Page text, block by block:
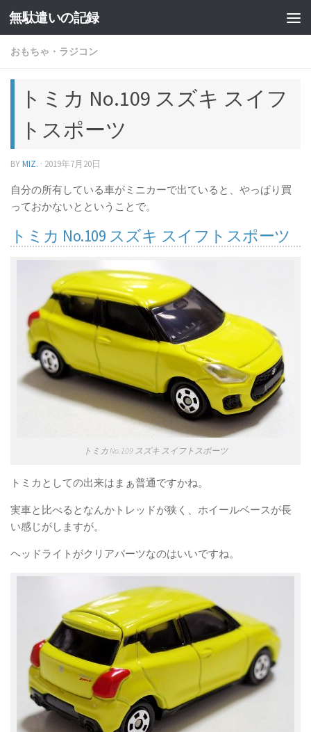
コンテンツへスキップ
無駄遣いの記録
おもちゃ・ラジコン
トミカ No.109 スズキ スイフ
トスポーツ
BYMIZ. · 2019年7月20日
自分の所有している車がミニカーで出ていると、やっぱり買
っておかないとということで。
トミカ No.109 スズキ スイフトスポーツ
トミカ No.109 スズキ スイフトスポーツ
トミカとしての出来はまぁ普通ですかね。
実車と比べるとなんかトレッドが狭く、ホイールベースが長
い感じがしますが。
ヘッドライトがクリアパーツなのはいいですね。